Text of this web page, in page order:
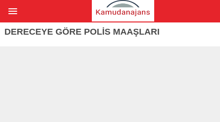
DERECEYE GÖRE POLIS MAAŞLARI